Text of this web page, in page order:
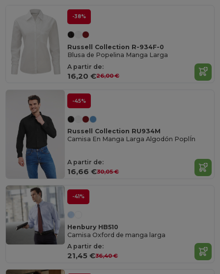
-38%
Russell Collection R-934F-0
Blusa de Popelina Manga Larga
A partir de:
16,20 €26,00 €
-45%
Russell Collection RU934M
Camisa En Manga Larga Algodón PoplÍn
A partir de:
16,66 €30,05 €
-41%
Henbury HB510
Camisa Oxford de manga larga
A partir de:
21,45 €36,40 €